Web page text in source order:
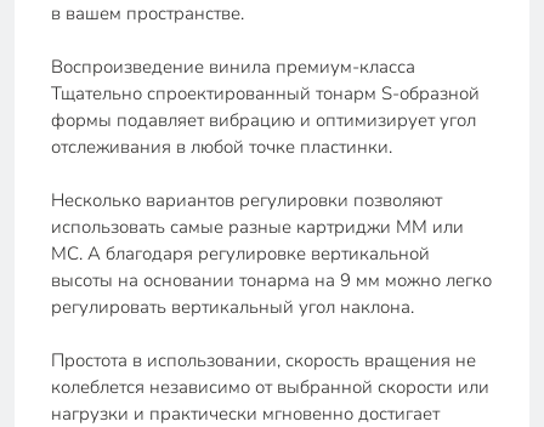
в вашем пространстве.
Воспроизведение винила премиум-класса
Тщательно спроектированный тонарм S-образной
формы подавляет вибрацию и оптимизирует угол
отслеживания в любой точке пластинки.
Несколько вариантов регулировки позволяют
использовать самые разные картриджи MM или
MC. А благодаря регулировке вертикальной
высоты на основании тонарма на 9 мм можно легко
регулировать вертикальный угол наклона.
Простота в использовании, скорость вращения не
колеблется независимо от выбранной скорости или
нагрузки и практически мгновенно достигает